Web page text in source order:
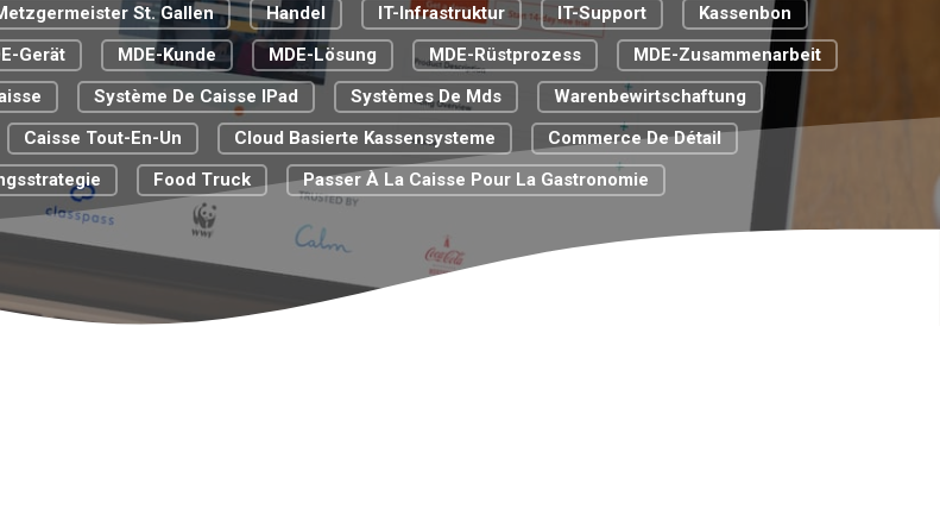
St. Gallen Handel IT-Infrastruktur IT-Support
Kassenbon
Gerät MDE-Kunde MDE-Lösung MDE-Rüstprozess
MDE-Zusammenarbeit
Système De Caisse IPad Systèmes De Mds
Warenbewirtschaftung
Caisse Tout-En-Un Cloud Basierte Kassensysteme
Commerce De Détail
Food Truck Passer À La Caisse Pour La Gastronomie